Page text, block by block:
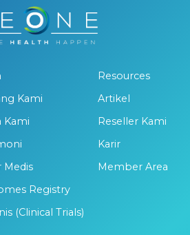
Kami
Kami
Medis
Registry
(Clinical Trials)
Resources
Artikel
Reseller Kami
Karir
Member Area